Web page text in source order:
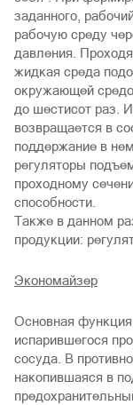
заданного,
рабочую среду
давления.
жидкая среда
окружающей
до шестисот раз.
возвращается в
поддержание в
регуляторы
проходному
способности.
Также в данном
продукции:
Экономайзер
Основная функция
испарившегося
сосуда. В
накопившаяся в